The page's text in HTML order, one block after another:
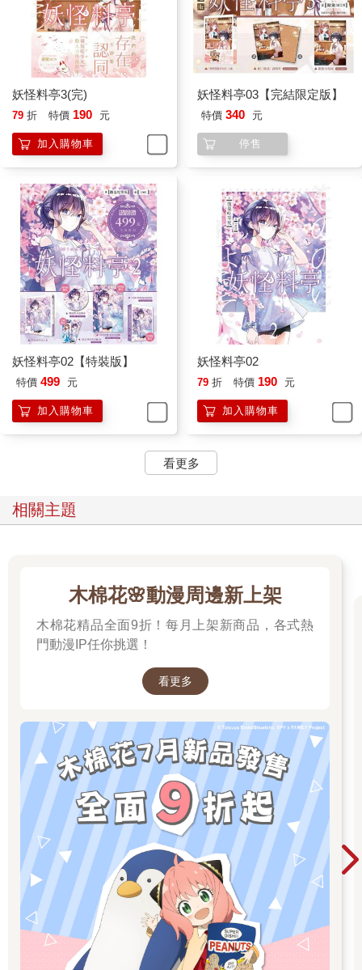
妖怪料亭3(完)
79 折 特價 190 元
加入購物車
妖怪料亭03【完結限定版】
特價 340 元
停售
妖怪料亭02【特裝版】
特價 499 元
加入購物車
妖怪料亭02
79 折 特價 190 元
加入購物車
看更多
相關主題
木棉花🌸動漫周邊新上架
木棉花精品全面9折！每月上架新商品，各式熱
門動漫IP任你挑選！
看更多